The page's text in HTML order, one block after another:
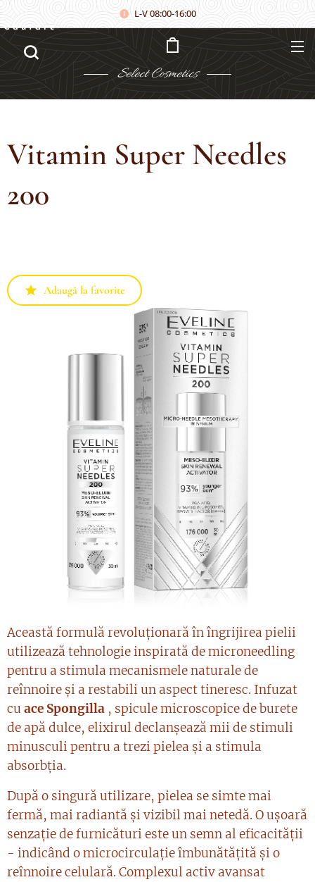
L-V 08:00-16:00
Select Cosmetics
Căutare
Vitamin Super Needles
200
Adaugă la favorite
Această formulă revoluționară în îngrijirea pielii
utilizează tehnologie inspirată de microneedling
pentru a stimula mecanismele naturale de
reînnoire și a restabili un aspect tineresc. Infuzat
cu ace Spongilla , spicule microscopice de burete
de apă dulce, elixirul declanșează mii de stimuli
minusculi pentru a trezi pielea și a stimula
absorbția.
După o singură utilizare, pielea se simte mai
fermă, mai radiantă și vizibil mai netedă. O ușoară
senzație de furnicături este un semn al eficacității
- indicând o microcirculație îmbunătățită și o
reînnoire celulară. Complexul activ avansat